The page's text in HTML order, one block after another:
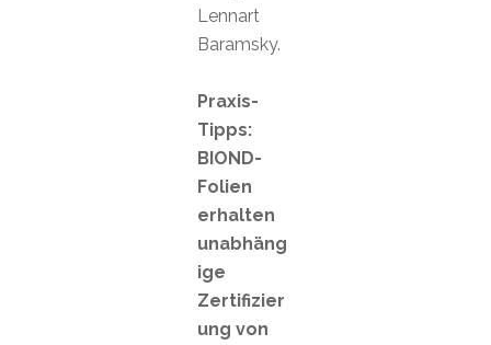
Lennart
Baramsky.
Praxis-
Tipps:
BIOND-
Folien
erhalten
unabhäng
ige
Zertifizier
ung von